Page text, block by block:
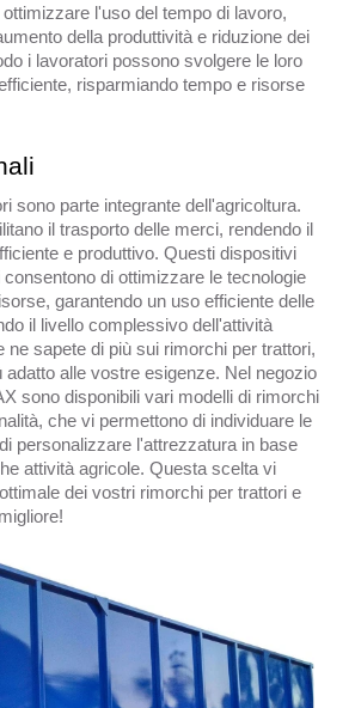
l'uso del tempo di lavoro,
della produttività e riduzione dei
i lavoratori possono svolgere le loro
risparmiando tempo e risorse
sono parte integrante dell'agricoltura.
il trasporto delle merci, rendendo il
e produttivo. Questi dispositivi
di ottimizzare le tecnologie
garantendo un uso efficiente delle
il livello complessivo dell'attività
ne sapete di più sui rimorchi per trattori,
adatto alle vostre esigenze. Nel negozio
sono disponibili vari modelli di rimorchi
che vi permettono di individuare le
personalizzare l'attrezzatura in base
attività agricole. Questa scelta vi
dei vostri rimorchi per trattori e